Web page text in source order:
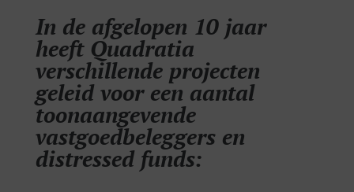
In de afgelopen 10 jaar
heeft Quadratia
verschillende projecten
geleid voor een aantal
toonaangevende
vastgoedbeleggers en
distressed funds: